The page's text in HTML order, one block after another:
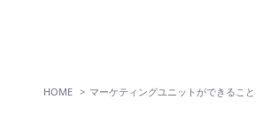
HOME マーケティングユニットができること